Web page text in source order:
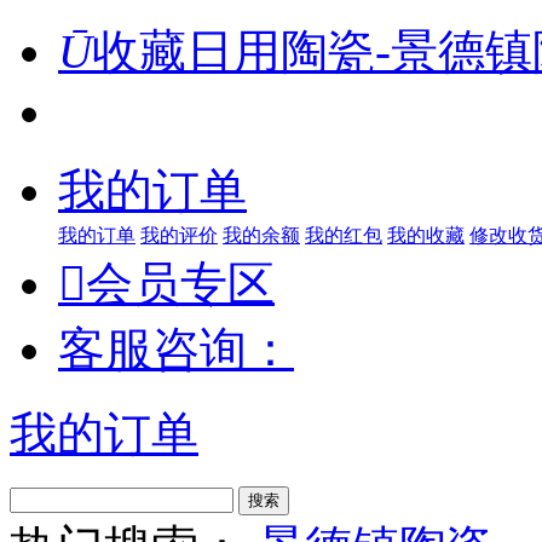
Ū收藏日用陶瓷-景德
我的订单
我的订单 我的评价 我的余额 我的红包 我的收藏 修改收
会员专区
客服咨询：
我的订单
搜索